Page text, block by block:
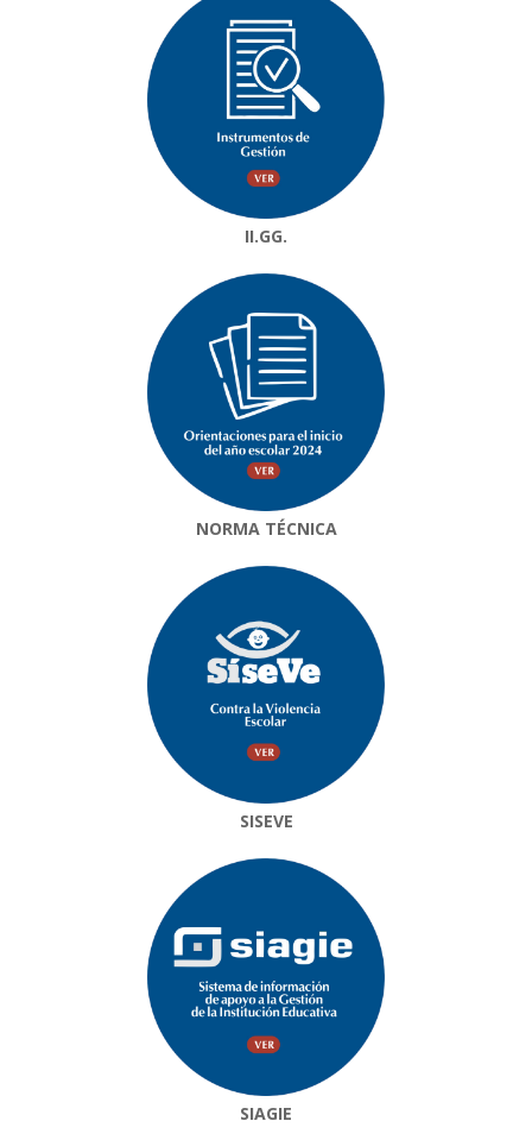
II.GG.
NORMA TÉCNICA
SISEVE
SIAGIE